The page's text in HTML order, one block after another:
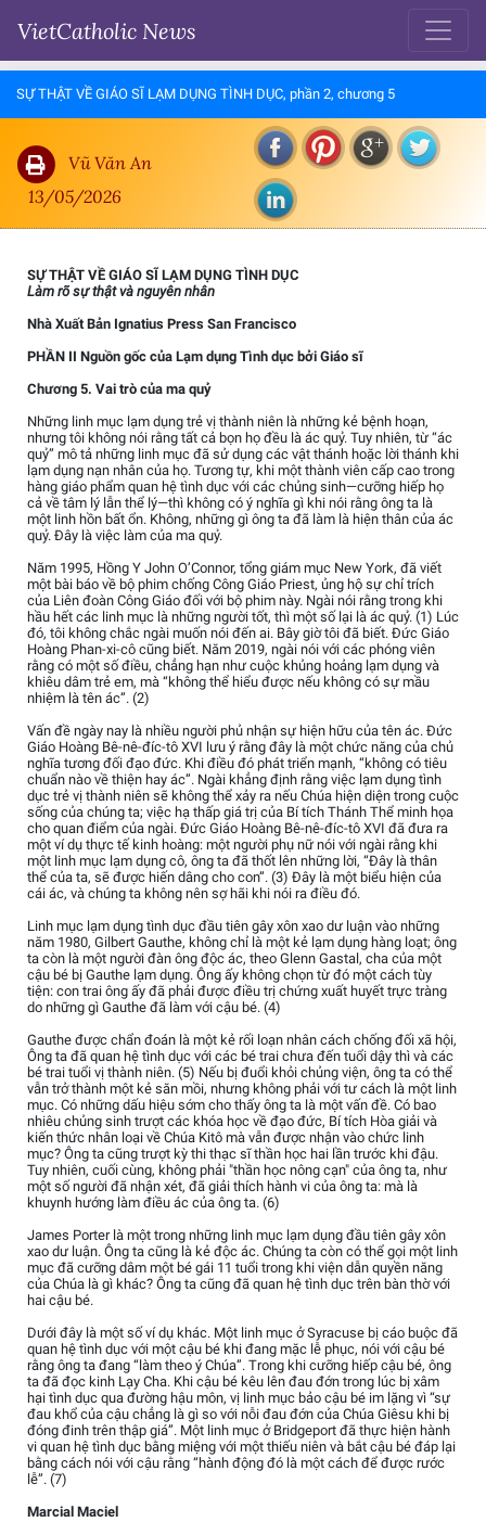
VietCatholic News
SỰ THẬT VỀ GIÁO SĨ LẠM DỤNG TÌNH DỤC, phần 2, chương 5
Vũ Văn An
13/05/2026
SỰ THẬT VỀ GIÁO SĨ LẠM DỤNG TÌNH DỤC
Làm rõ sự thật và nguyên nhân
Nhà Xuất Bản Ignatius Press San Francisco
PHẦN II Nguồn gốc của Lạm dụng Tình dục bởi Giáo sĩ
Chương 5. Vai trò của ma quỷ
Những linh mục lạm dụng trẻ vị thành niên là những kẻ bệnh hoạn,
nhưng tôi không nói rằng tất cả bọn họ đều là ác quỷ. Tuy nhiên, từ “ác
quỷ” mô tả những linh mục đã sử dụng các vật thánh hoặc lời thánh khi
lạm dụng nạn nhân của họ. Tương tự, khi một thành viên cấp cao trong
hàng giáo phẩm quan hệ tình dục với các chủng sinh—cưỡng hiếp họ
cả về tâm lý lẫn thể lý—thì không có ý nghĩa gì khi nói rằng ông ta là
một linh hồn bất ổn. Không, những gì ông ta đã làm là hiện thân của ác
quỷ. Đây là việc làm của ma quỷ.
Năm 1995, Hồng Y John O’Connor, tổng giám mục New York, đã viết
một bài báo về bộ phim chống Công Giáo Priest, ủng hộ sự chỉ trích
của Liên đoàn Công Giáo đối với bộ phim này. Ngài nói rằng trong khi
hầu hết các linh mục là những người tốt, thì một số lại là ác quỷ. (1) Lúc
đó, tôi không chắc ngài muốn nói đến ai. Bây giờ tôi đã biết. Đức Giáo
Hoàng Phan-xi-cô cũng biết. Năm 2019, ngài nói với các phóng viên
rằng có một số điều, chẳng hạn như cuộc khủng hoảng lạm dụng và
khiêu dâm trẻ em, mà “không thể hiểu được nếu không có sự mầu
nhiệm là tên ác”. (2)
Vấn đề ngày nay là nhiều người phủ nhận sự hiện hữu của tên ác. Đức
Giáo Hoàng Bê-nê-đíc-tô XVI lưu ý rằng đây là một chức năng của chủ
nghĩa tương đối đạo đức. Khi điều đó phát triển mạnh, “không có tiêu
chuẩn nào về thiện hay ác”. Ngài khẳng định rằng việc lạm dụng tình
dục trẻ vị thành niên sẽ không thể xảy ra nếu Chúa hiện diện trong cuộc
sống của chúng ta; việc hạ thấp giá trị của Bí tích Thánh Thể minh họa
cho quan điểm của ngài. Đức Giáo Hoàng Bê-nê-đíc-tô XVI đã đưa ra
một ví dụ thực tế kinh hoàng: một người phụ nữ nói với ngài rằng khi
một linh mục lạm dụng cô, ông ta đã thốt lên những lời, “Đây là thân
thể của ta, sẽ được hiến dâng cho con”. (3) Đây là một biểu hiện của
cái ác, và chúng ta không nên sợ hãi khi nói ra điều đó.
Linh mục lạm dụng tình dục đầu tiên gây xôn xao dư luận vào những
năm 1980, Gilbert Gauthe, không chỉ là một kẻ lạm dụng hàng loạt; ông
ta còn là một người đàn ông độc ác, theo Glenn Gastal, cha của một
cậu bé bị Gauthe lạm dụng. Ông ấy không chọn từ đó một cách tùy
tiện: con trai ông ấy đã phải được điều trị chứng xuất huyết trực tràng
do những gì Gauthe đã làm với cậu bé. (4)
Gauthe được chẩn đoán là một kẻ rối loạn nhân cách chống đối xã hội,
Ông ta đã quan hệ tình dục với các bé trai chưa đến tuổi dậy thì và các
bé trai tuổi vị thành niên. (5) Nếu bị đuổi khỏi chủng viện, ông ta có thể
vẫn trở thành một kẻ săn mồi, nhưng không phải với tư cách là một linh
mục. Có những dấu hiệu sớm cho thấy ông ta là một vấn đề. Có bao
nhiêu chủng sinh trượt các khóa học về đạo đức, Bí tích Hòa giải và
kiến thức nhân loại về Chúa Kitô mà vẫn được nhận vào chức linh
mục? Ông ta cũng trượt kỳ thi thạc sĩ thần học hai lần trước khi đậu.
Tuy nhiên, cuối cùng, không phải "thần học nông cạn" của ông ta, như
một số người đã nhận xét, đã giải thích hành vi của ông ta: mà là
khuynh hướng làm điều ác của ông ta. (6)
James Porter là một trong những linh mục lạm dụng đầu tiên gây xôn
xao dư luận. Ông ta cũng là kẻ độc ác. Chúng ta còn có thể gọi một linh
mục đã cưỡng dâm một bé gái 11 tuổi trong khi viện dẫn quyền năng
của Chúa là gì khác? Ông ta cũng đã quan hệ tình dục trên bàn thờ với
hai cậu bé.
Dưới đây là một số ví dụ khác. Một linh mục ở Syracuse bị cáo buộc đã
quan hệ tình dục với một cậu bé khi đang mặc lễ phục, nói với cậu bé
rằng ông ta đang “làm theo ý Chúa”. Trong khi cưỡng hiếp cậu bé, ông
ta đã đọc kinh Lạy Cha. Khi cậu bé kêu lên đau đớn trong lúc bị xâm
hại tình dục qua đường hậu môn, vị linh mục bảo cậu bé im lặng vì “sự
đau khổ của cậu chẳng là gì so với nỗi đau đớn của Chúa Giêsu khi bị
đóng đinh trên thập giá”. Một linh mục ở Bridgeport đã thực hiện hành
vi quan hệ tình dục bằng miệng với một thiếu niên và bắt cậu bé đáp lại
bằng cách nói với cậu rằng “hành động đó là một cách để được rước
lễ”. (7)
Marcial Maciel